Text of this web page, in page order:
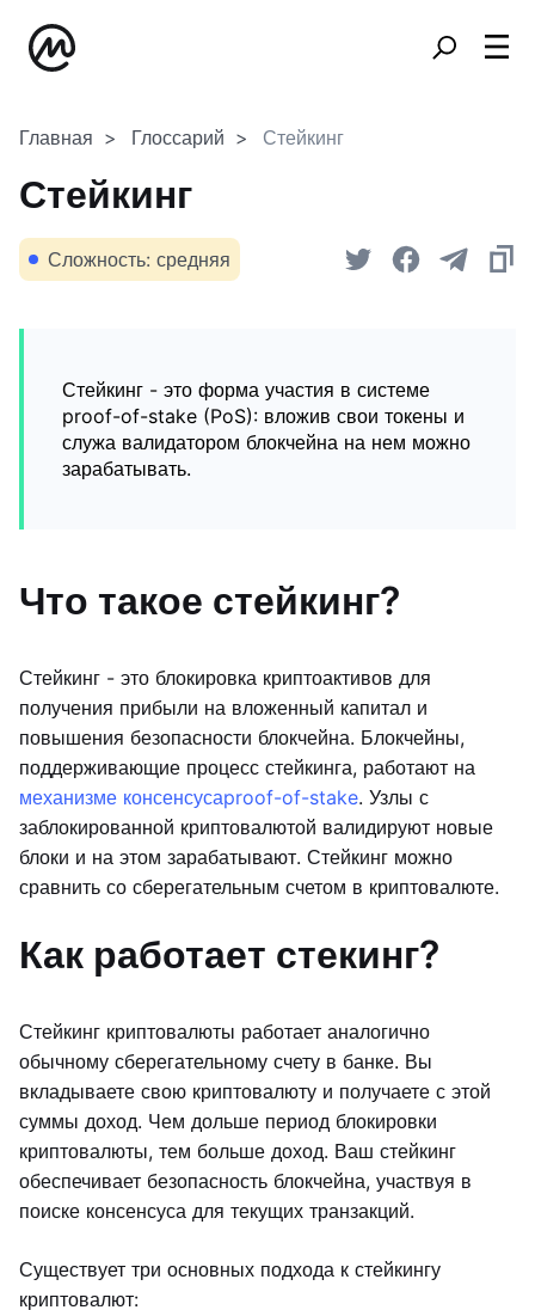
Главная Глоссарий Стейкинг
Стейкинг
Сложность: средняя
Стейкинг - это форма участия в системе
proof-of-stake (PoS): вложив свои токены и
служа валидатором блокчейна на нем можно
зарабатывать.
Что такое стейкинг?
Стейкинг - это блокировка криптоактивов для
получения прибыли на вложенный капитал и
повышения безопасности блокчейна. Блокчейны,
поддерживающие процесс стейкинга, работают на
механизме консенсусаproof-of-stake. Узлы с
заблокированной криптовалютой валидируют новые
блоки и на этом зарабатывают. Стейкинг можно
сравнить со сберегательным счетом в криптовалюте.
Как работает стекинг?
Стейкинг криптовалюты работает аналогично
обычному сберегательному счету в банке. Вы
вкладываете свою криптовалюту и получаете с этой
суммы доход. Чем дольше период блокировки
криптовалюты, тем больше доход. Ваш стейкинг
обеспечивает безопасность блокчейна, участвуя в
поиске консенсуса для текущих транзакций.
Существует три основных подхода к стейкингу
криптовалют: